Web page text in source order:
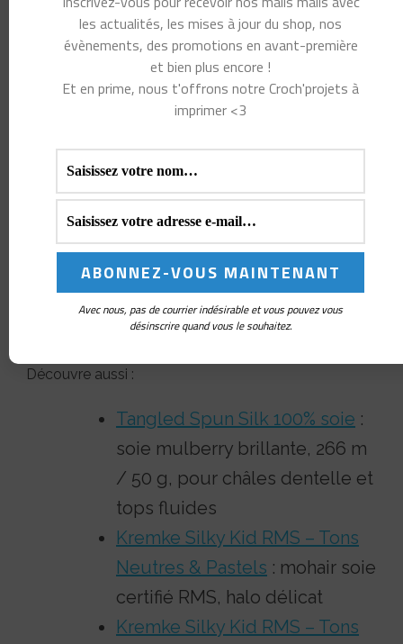
Volubilis est un top au crochet qui a été créé
Envie d’explorer d’autres fils pour
Découvre aussi :
Tangled Spun Silk 100% soie :
soie mulberry brillante, 266 m
/ 50 g, pour châles dentelle et
tops fluides
Kremke Silky Kid RMS – Tons
Neutres & Pastels : mohair soie
certifié RMS, halo délicat
Kremke Silky Kid RMS – Tons
les actualités, les mises à jour du shop, nos
évènements, des promotions en avant-première
et bien plus encore !
Et en prime, nous t'offrons notre Croch'projets à
imprimer <3
Avec nous, pas de courrier indésirable et vous pouvez vous
désinscrire quand vous le souhaitez.